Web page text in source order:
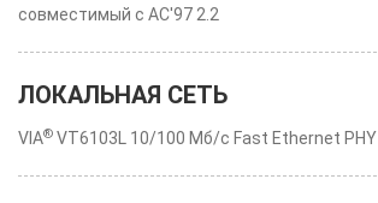
совместимый с AC'97 2.2
ЛОКАЛЬНАЯ СЕТЬ
VIA® VT6103L 10/100 Мб/с Fast Ethernet PHY